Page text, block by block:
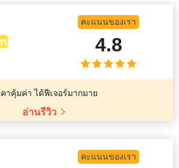
คะแนนของเรา
4.8
าคุ้มค่า ได้ฟีเจอร์มากมาย
อ่านรีวิว
คะแนนของเรา